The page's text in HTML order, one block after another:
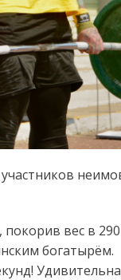
вес в 290
богатырём.